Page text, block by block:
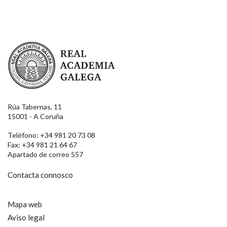
Real Academia Galega
Rúa Tabernas, 11
15001 - A Coruña
Teléfono: +34 981 20 73 08
Fax: +34 981 21 64 67
Apartado de correo 557
Contacta connosco
Mapa web
Aviso legal